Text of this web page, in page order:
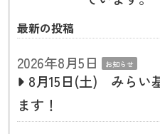
最新の投稿
2026年8月5日 お知らせ
8月15日(土) みらい
ます！